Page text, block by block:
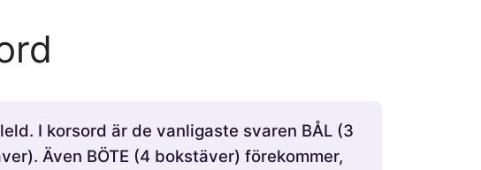
I korsord är de vanligaste svaren BÅL (3
Även BÖTE (4 bokstäver) förekommer,